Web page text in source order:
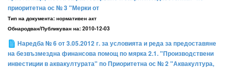
приоритетна ос № 3 "Мерки от
Тип на документа: нормативен акт
Обнародван/Публикуван на: 2010-12-03
Наредба № 6 от 3.05.2012 г. за условията и реда за предоставяне
на безвъзмездна финансова помощ по мярка 2.1. "Производствени
инвестиции в аквакултурата" по Приоритетна ос № 2 "Аквакултура,